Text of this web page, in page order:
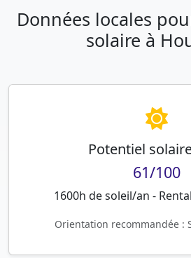
Données locales
solaire à
Potentiel
61/100
1600h de soleil/an -
Orientation recommandée :